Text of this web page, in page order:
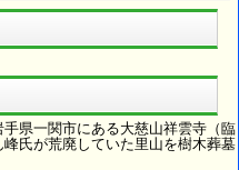
県一関市にある大慈山祥雲寺（臨
氏が荒廃していた里山を樹木葬墓